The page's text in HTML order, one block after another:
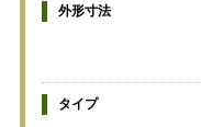
外形寸法
タイプ